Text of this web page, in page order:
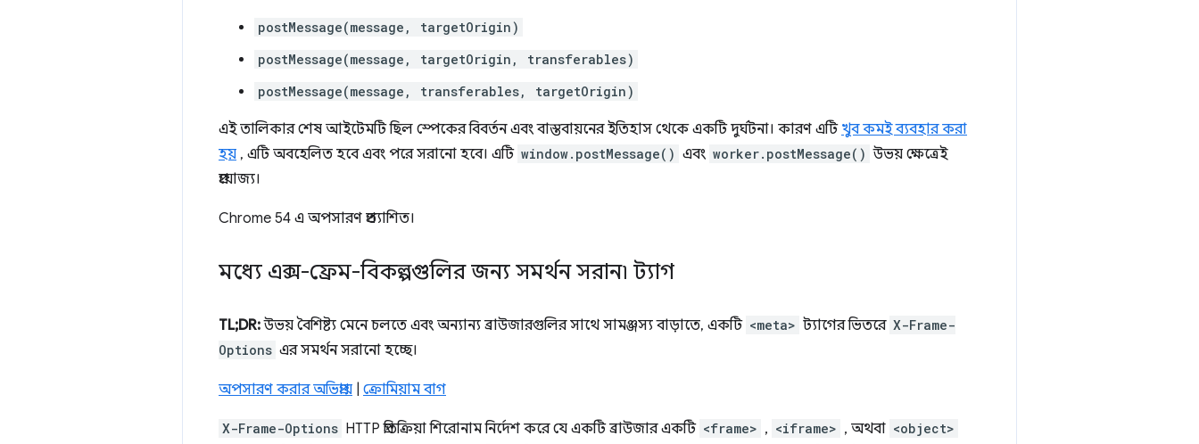
postMessage(message, targetOrigin)
postMessage(message, targetOrigin, transferables)
postMessage(message, transferables, targetOrigin)
এই তালিকার শেষ আইটেমটি ছিল স্পেকের বিবর্তন এবং বাস্তবায়নের ইতিহাস থেকে একটি দুর্ঘটনা। কারণ এটি খুব কমই ব্যবহার করা
হয় , এটি অবহেলিত হবে এবং পরে সরানো হবে। এটি window.postMessage() এবং worker.postMessage() উভয় ক্ষেত্রেই
প্রযোজ্য।
Chrome 54 এ অপসারণ প্রত্যাশিত।
মধ্যে এক্স-ফ্রেম-বিকল্পগুলির জন্য সমর্থন সরান৷ ট্যাগ
TL;DR:উভয় বৈশিষ্ট্য মেনে চলতে এবং অন্যান্য ব্রাউজারগুলির সাথে সামঞ্জস্য বাড়াতে, একটি <meta> ট্যাগের ভিতরে X-Frame-
Options এর সমর্থন সরানো হচ্ছে।
অপসারণ করার অভিপ্রায় ক্রোমিয়াম বাগ
X-Frame-Options HTTP প্রতিক্রিয়া শিরোনাম নির্দেশ করে যে একটি ব্রাউজার একটি <frame> , <iframe> , অথবা <object>